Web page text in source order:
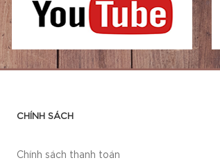
CHÍNH SÁCH
Chính sách thanh toán